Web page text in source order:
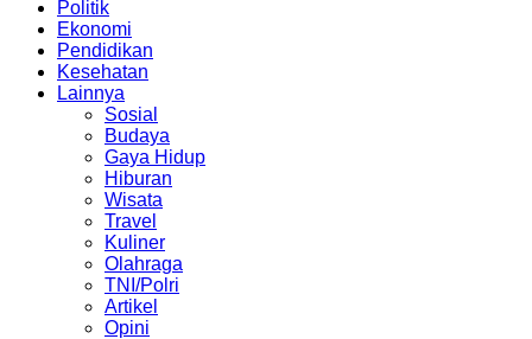
Politik
Ekonomi
Pendidikan
Kesehatan
Lainnya
Sosial
Budaya
Gaya Hidup
Hiburan
Wisata
Travel
Kuliner
Olahraga
TNI/Polri
Artikel
Opini